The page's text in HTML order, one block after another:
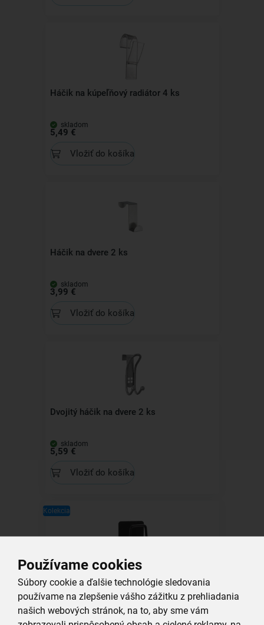
Používame cookies
Súbory cookie a ďalšie technológie sledovania
používame na zlepšenie vášho zážitku z prehliadania
našich webových stránok, na to, aby sme vám
Háčik na kúpeľňový radiátor 4 ks
skladom
5,49 €
Vložiť do košíka
Háčik na dvere 2 ks
skladom
3,99 €
Vložiť do košíka
Dvojitý háčik na dvere 2 ks
skladom
5,59 €
Vložiť do košíka
Kolekcia
Háčik-držiak samolepiaci RADKA 2 ks
3,59 €